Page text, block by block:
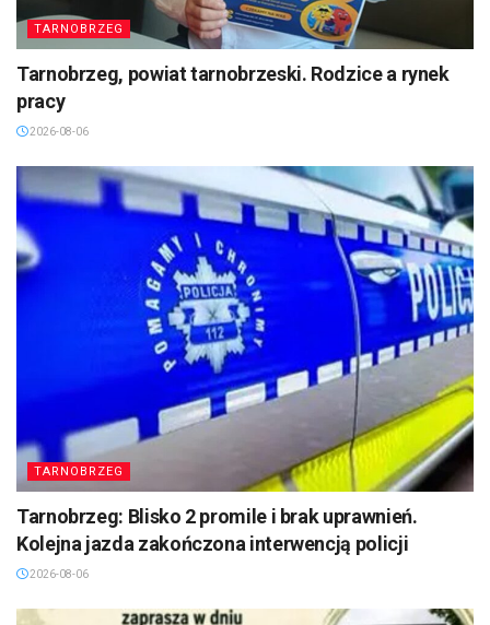
TARNOBRZEG
Tarnobrzeg, powiat tarnobrzeski. Rodzice a rynek
pracy
2026-08-06
TARNOBRZEG
Tarnobrzeg: Blisko 2 promile i brak uprawnień.
Kolejna jazda zakończona interwencją policji
2026-08-06